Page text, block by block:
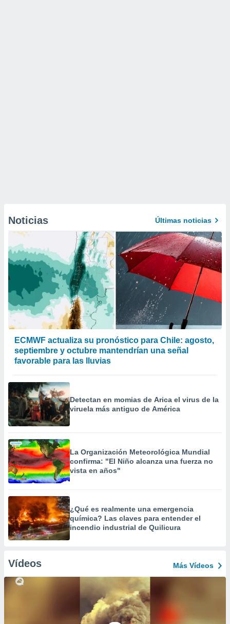
Noticias Últimas noticias
ECMWF actualiza su pronóstico para Chile: agosto,
septiembre y octubre mantendrían una señal
favorable para las lluvias
Detectan en momias de Arica el virus de la
viruela más antiguo de América
La Organización Meteorológica Mundial
confirma: "El Niño alcanza una fuerza no
vista en años"
¿Qué es realmente una emergencia
química? Las claves para entender el
incendio industrial de Quilicura
Vídeos Más Vídeos